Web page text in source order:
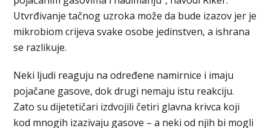
Utvrđivanje tačnog uzroka može da bude izazov jer je
mikrobiom crijeva svake osobe jedinstven, a ishrana
se razlikuje.
Neki ljudi reaguju na određene namirnice i imaju
pojačane gasove, dok drugi nemaju istu reakciju.
Zato su dijetetičari izdvojili četiri glavna krivca koji
kod mnogih izazivaju gasove – a neki od njih bi mogli